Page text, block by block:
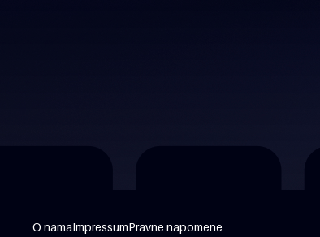
O namaImpressumPravne napomene